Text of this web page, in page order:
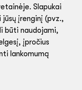
Slapukai
įrenginį (pvz.,
būti naudojami,
įpročius
lankomumą